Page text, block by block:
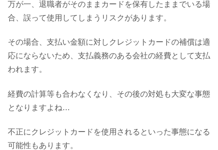
万が一、退職者がそのままカードを保有したままでいる場
合、誤って使用してしまうリスクがあります。
その場合、支払い金額に対しクレジットカードの補償は適
応にならないため、支払義務のある会社の経費として支払
われます。
経費の計算等も合わなくなり、その後の対処も大変な事態
となりますよね…
不正にクレジットカードを使用されるといった事態になる
可能性もあります。